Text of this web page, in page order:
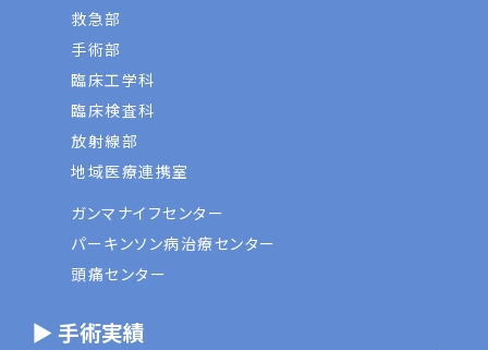
救急部
手術部
臨床工学科
臨床検査科
放射線部
地域医療連携室
ガンマナイフセンター
パーキンソン病治療センター
頭痛センター
▶ 手術実績